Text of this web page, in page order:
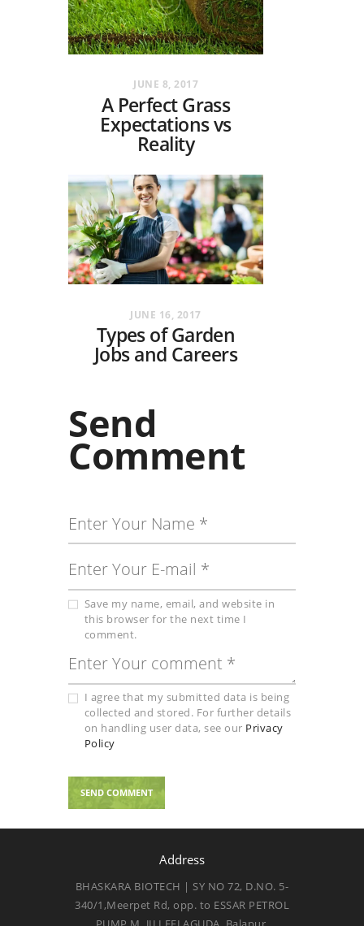
JUNE 8, 2017
A Perfect Grass
Expectations vs
Reality
JUNE 16, 2017
Types of Garden
Jobs and Careers
Send
Comment
Save my name, email, and website in
this browser for the next time I
comment.
I agree that my submitted data is being
collected and stored. For further details
on handling user data, see our Privacy
Policy
Address
BHASKARA BIOTECH | SY NO 72, D.NO. 5-
340/1,Meerpet Rd, opp. to ESSAR PETROL